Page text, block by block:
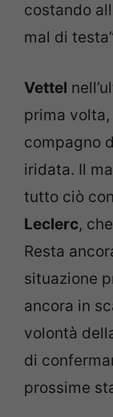
costando
mal di
Vettel
prima
compagno
iridata. Il
tutto ciò
Leclerc,
Resta
situazione
ancora in
volontà
di
prossime